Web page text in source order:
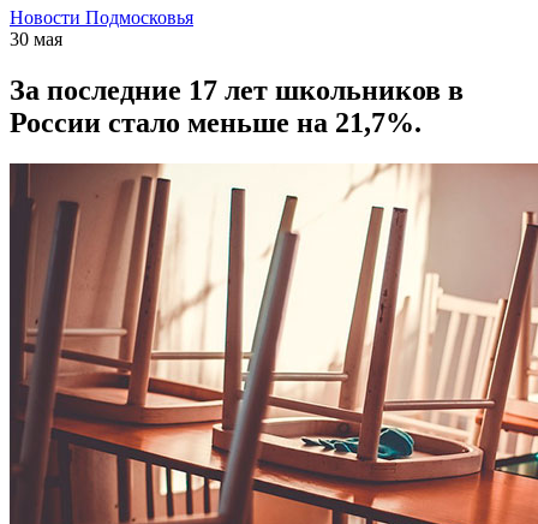
Новости Подмосковья
30 мая
За последние 17 лет школьников в
России стало меньше на 21,7%.